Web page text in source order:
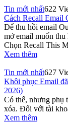
Tin mới nhất622
Cách Recall Email
Để thu hồi email
mở email muốn
Chọn Recall This
Xem thêm
Tin mới nhất627
Khôi phục Email
2026)
Có thể, nhưng phụ
xóa. Đối với tài
Xem thêm